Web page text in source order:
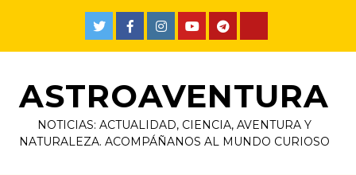
ASTROAVENTURA
NOTICIAS: ACTUALIDAD, CIENCIA, AVENTURA Y
NATURALEZA. ACOMPÁÑANOS AL MUNDO CURIOSO